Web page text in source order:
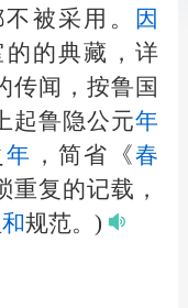
被采用。
因
的的典藏，详
传闻，按鲁国
起鲁隐公元年
年 ，简省《春
重复的记载，
和规范。)